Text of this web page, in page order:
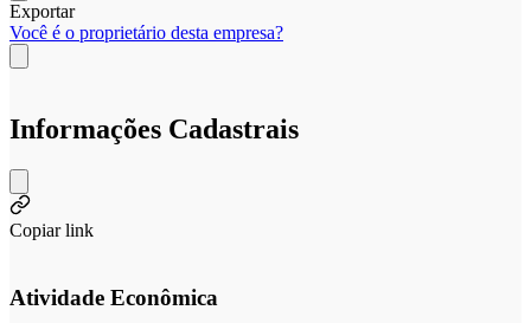
Exportar
Você é o proprietário desta empresa?
Informações Cadastrais
Copiar link
Atividade Econômica